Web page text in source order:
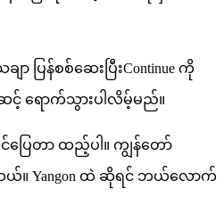
ာ ပြန်စစ်ဆေးပြီးContinue ကို
ရောက်သွားပါလိမ့်မည်။
ပြေတာ ထည့်ပါ။ ကျွန်တော်
Yangon ထဲ ဆိုရင် ဘယ်လောက်